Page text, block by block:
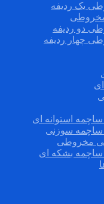
یک ردیفه
مخروطی
دو ردیفه
چهار ردیفه
استوانه ای
ساچمه سوزنی
مخروطی
ساچمه بشکه ای